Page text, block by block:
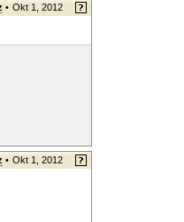
• Okt 1, 2012
• Okt 1, 2012